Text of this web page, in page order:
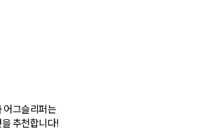
어그슬리퍼는
추천합니다!